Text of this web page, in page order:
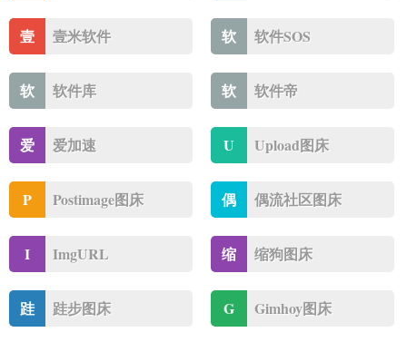
壹 壹米软件 软 软件SOS
软 软件库 软 软件帝
爱 爱加速 U Upload图床
P Postimage图床 偶 偶流社区图床
I ImgURL 缩 缩狗图床
跬 跬步图床 G Gimhoy图床